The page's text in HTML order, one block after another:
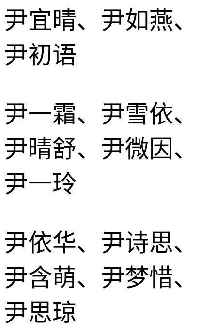
尹宜晴、尹如燕、
尹初语
尹一霜、尹雪依、
尹晴舒、尹微因、
尹一玲
尹依华、尹诗思、
尹含萌、尹梦惜、
尹思琼